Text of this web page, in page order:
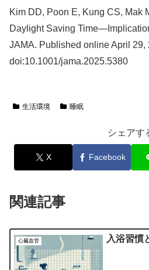
Kim DD, Poon E, Kung CS, Mak
Daylight Saving
JAMA. Published online April 29,
doi:10.1001/jama.2025.5380
生活環境 睡眠
シェアす
X Facebook
関連記事
心臓血管 入浴習慣